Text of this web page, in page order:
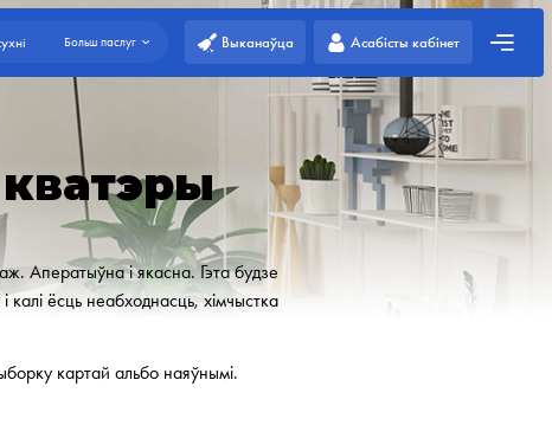
Больш паслуг Выканаўца Асабісты кабінет
Аператыўна і якасна. Гэта будзе
ёсць неабходнасць, хімчыстка
картай альбо наяўнымі.